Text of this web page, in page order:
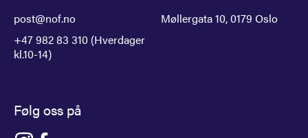
post@nof.no
+47 982 83 310 (Hverdager
kl.10-14)
Møllergata 10, 0179 Oslo
Følg oss på